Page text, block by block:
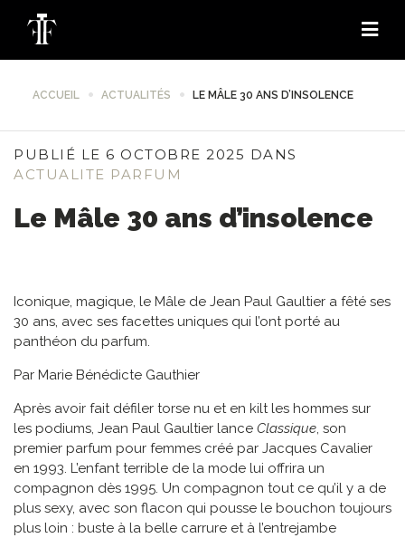
ACCUEIL ACTUALITÉS LE MÂLE 30 ANS D’INSOLENCE
PUBLIÉ LE 6 OCTOBRE 2025 DANS
ACTUALITE PARFUM
Le Mâle 30 ans d’insolence
Iconique, magique, le Mâle de Jean Paul Gaultier a fêté ses
30 ans, avec ses facettes uniques qui l’ont porté au
panthéon du parfum.
Par Marie Bénédicte Gauthier
Après avoir fait défiler torse nu et en kilt les hommes sur
les podiums, Jean Paul Gaultier lance Classique, son
premier parfum pour femmes créé par Jacques Cavalier
en 1993. L’enfant terrible de la mode lui offrira un
compagnon dès 1995. Un compagnon tout ce qu’il y a de
plus sexy, avec son flacon qui pousse le bouchon toujours
plus loin : buste à la belle carrure et à l’entrejambe